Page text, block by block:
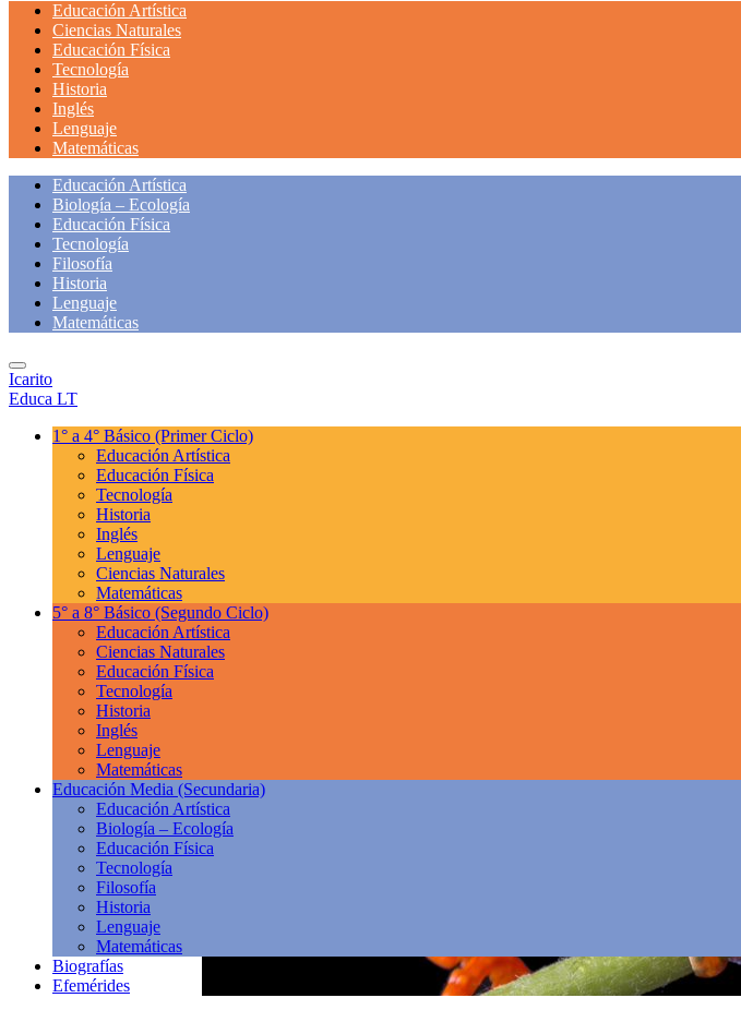
Educación Artística
Ciencias Naturales
Educación Física
Tecnología
Historia
Inglés
Lenguaje
Matemáticas
Educación Artística
Biología – Ecología
Educación Física
Tecnología
Filosofía
Historia
Lenguaje
Matemáticas
Icarito
Educa LT
1° a 4° Básico (Primer Ciclo)
Educación Artística
Educación Física
Tecnología
Historia
Inglés
Lenguaje
Ciencias Naturales
Matemáticas
5° a 8° Básico (Segundo Ciclo)
Educación Artística
Ciencias Naturales
Educación Física
Tecnología
Historia
Inglés
Lenguaje
Matemáticas
Educación Media (Secundaria)
Educación Artística
Biología – Ecología
Educación Física
Tecnología
Filosofía
Historia
Lenguaje
Matemáticas
Biografías
Efemérides